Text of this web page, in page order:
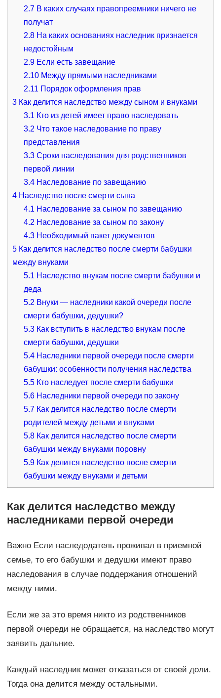
2.7 В каких случаях правопреемники ничего не
получат
2.8 На каких основаниях наследник признается
недостойным
2.9 Если есть завещание
2.10 Между прямыми наследниками
2.11 Порядок оформления прав
3Как делится наследство между сыном и внуками
3.1 Кто из детей имеет право наследовать
3.2 Что такое наследование по праву
представления
3.3 Сроки наследования для родственников
первой линии
3.4 Наследование по завещанию
4Наследство после смерти сына
4.1 Наследование за сыном по завещанию
4.2 Наследование за сыном по закону
4.3 Необходимый пакет документов
5Как делится наследство после смерти бабушки
между внуками
5.1 Наследство внукам после смерти бабушки и
деда
5.2 Внуки — наследники какой очереди после
смерти бабушки, дедушки?
5.3 Как вступить в наследство внукам после
смерти бабушки, дедушки
5.4 Наследники первой очереди после смерти
бабушки: особенности получения наследства
5.5 Кто наследует после смерти бабушки
5.6 Наследники первой очереди по закону
5.7 Как делится наследство после смерти
родителей между детьми и внуками
5.8 Как делится наследство после смерти
бабушки между внуками поровну
5.9 Как делится наследство после смерти
бабушки между внуками и детьми
Как делится наследство между
наследниками первой очереди
Важно Если наследодатель проживал в приемной
семье, то его бабушки и дедушки имеют право
наследования в случае поддержания отношений
между ними.
Если же за это время никто из родственников
первой очереди не обращается, на наследство могут
заявить дальние.
Каждый наследник может отказаться от своей доли.
Тогда она делится между остальными.